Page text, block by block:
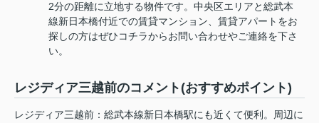
2分の距離に立地する物件です。中央区エリアと総武本
線新日本橋付近での賃貸マンション、賃貸アパートをお
探しの方はぜひコチラからお問い合わせやご連絡を下さ
い。
レジディア三越前のコメント(おすすめポイント)
レジディア三越前：総武本線新日本橋駅にも近くて便利。周辺に